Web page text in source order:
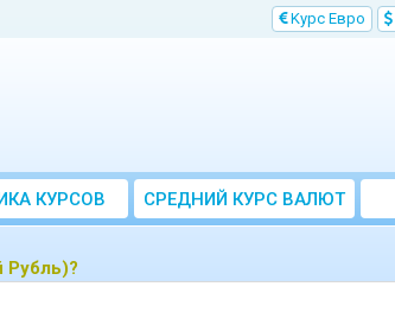
Kурс Евро
КУРСОВ
CРЕДНИЙ КУРС ВАЛЮТ
ЗА МЕСЯЦ
Рубль)?